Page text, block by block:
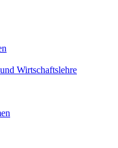
Wirtschaftslehre